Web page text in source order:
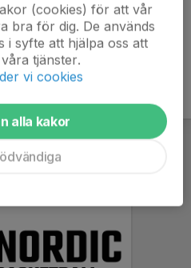
(cookies) för att vår
bra för dig. De används
i syfte att hjälpa oss att
tjänster.
vi cookies
alla kakor